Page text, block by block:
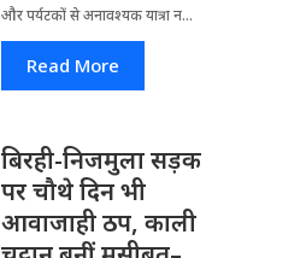
और पर्यटकों से अनावश्यक यात्रा न...
Read More
बिरही-निजमुला सड़क
पर चौथे दिन भी
आवाजाही ठप, काली